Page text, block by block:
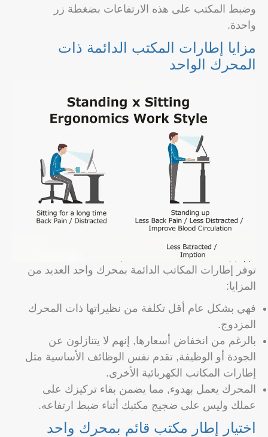
وضبط المكتب على هذه الارتفاعات بضغطة زر
واحدة.
مزايا إطارات المكتب الدائمة ذات
المحرك الواحد
توفر إطارات المكاتب الدائمة بمحرك واحد العديد من
المزايا:
فهي بشكل عام أقل تكلفة من نظيراتها ذات المحرك
المزدوج.
بالرغم من انخفاض أسعارها, إنهم لا يتنازلون عن
الجودة أو الوظيفة, تقدم نفس الوظائف الأساسية مثل
إطارات المكاتب الكهربائية الأخرى.
المحرك يعمل بهدوء, مما يضمن بقاء تركيزك على
عملك وليس على ضجيج مكتبك أثناء ضبط ارتفاعه.
اختيار إطار مكتب قائم بمحرك واحد